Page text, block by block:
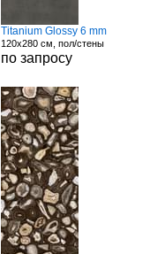
Titanium Glossy 6 mm
120x280 см, пол/стены
по запросу